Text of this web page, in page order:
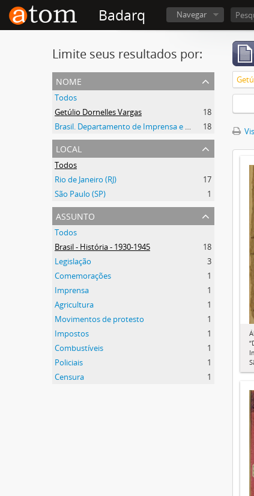
Badarq Navegar
Limite seus resultados por:
nome
Todos
Getúlio Dornelles Vargas
18
Brasil. Departamento de Imprensa e Propaganda
18
local
Todos
Rio de Janeiro (RJ)
17
São Paulo (SP)
1
assunto
Todos
Brasil - História - 1930-1945
18
Legislação
3
Comemorações
1
Imprensa
1
Agricultura
1
Movimentos de protesto
1
Impostos
1
Combustíveis
1
Policiais
1
Censura
1